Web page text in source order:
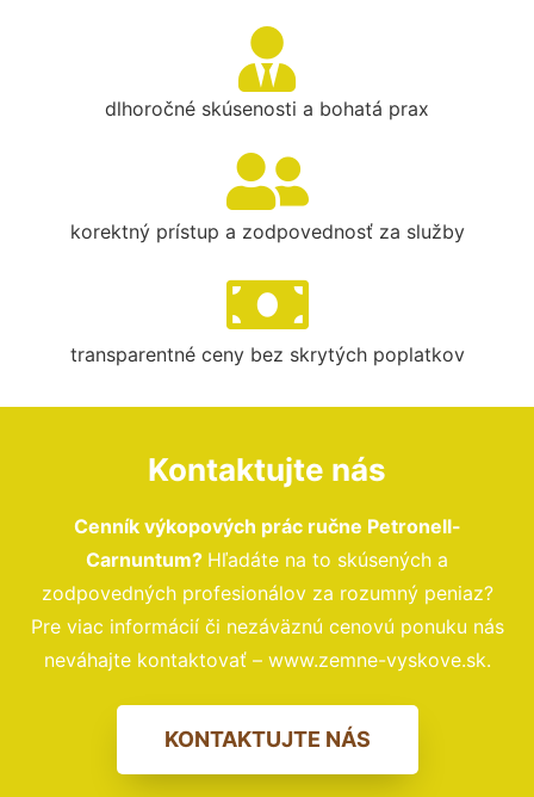
dlhoročné skúsenosti a bohatá prax
korektný prístup a zodpovednosť za služby
transparentné ceny bez skrytých poplatkov
Kontaktujte nás
Cenník výkopových prác ručne Petronell-
Carnuntum? Hľadáte na to skúsených a
zodpovedných profesionálov za rozumný peniaz?
Pre viac informácií či nezáväznú cenovú ponuku nás
neváhajte kontaktovať – www.zemne-vyskove.sk.
KONTAKTUJTE NÁS